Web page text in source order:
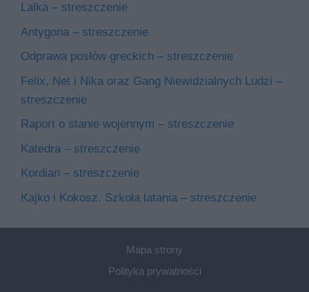
Lalka – streszczenie
Antygona – streszczenie
Odprawa posłów greckich – streszczenie
Felix, Net i Nika oraz Gang Niewidzialnych Ludzi –
streszczenie
Raport o stanie wojennym – streszczenie
Katedra – streszczenie
Kordian – streszczenie
Kajko i Kokosz. Szkoła latania – streszczenie
Mapa strony
Polityka prywatności